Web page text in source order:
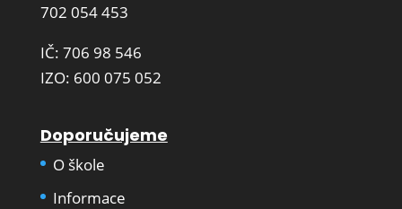
702 054 453
IČ: 706 98 546
IZO: 600 075 052
Doporučujeme
O škole
Informace